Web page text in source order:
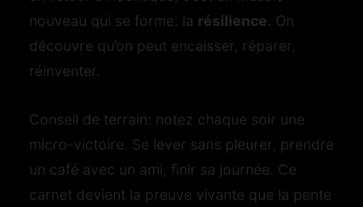
nouveau qui se forme: la résilience. On
découvre qu’on peut encaisser, réparer,
réinventer.
Conseil de terrain: notez chaque soir une
micro-victoire. Se lever sans pleurer, prendre
un café avec un ami, finir sa journée. Ce
carnet devient la preuve vivante que la pente